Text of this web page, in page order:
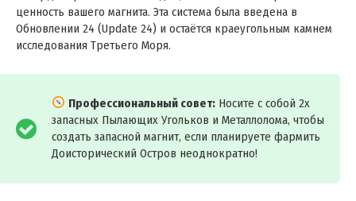
ценность вашего магнита. Эта система была введена в
Обновлении 24 (Update 24) и остаётся краеугольным камнем
исследования Третьего Моря.
Профессиональный совет: Носите с собой 2x
запасных Пылающих Угольков и Металлолома, чтобы
создать запасной магнит, если планируете фармить
Доисторический Остров неоднократно!